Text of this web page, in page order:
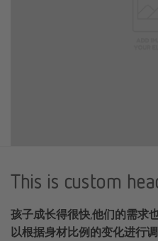
This is custom
孩子成长得很快,他们的需求
以根据身材比例的变化进行